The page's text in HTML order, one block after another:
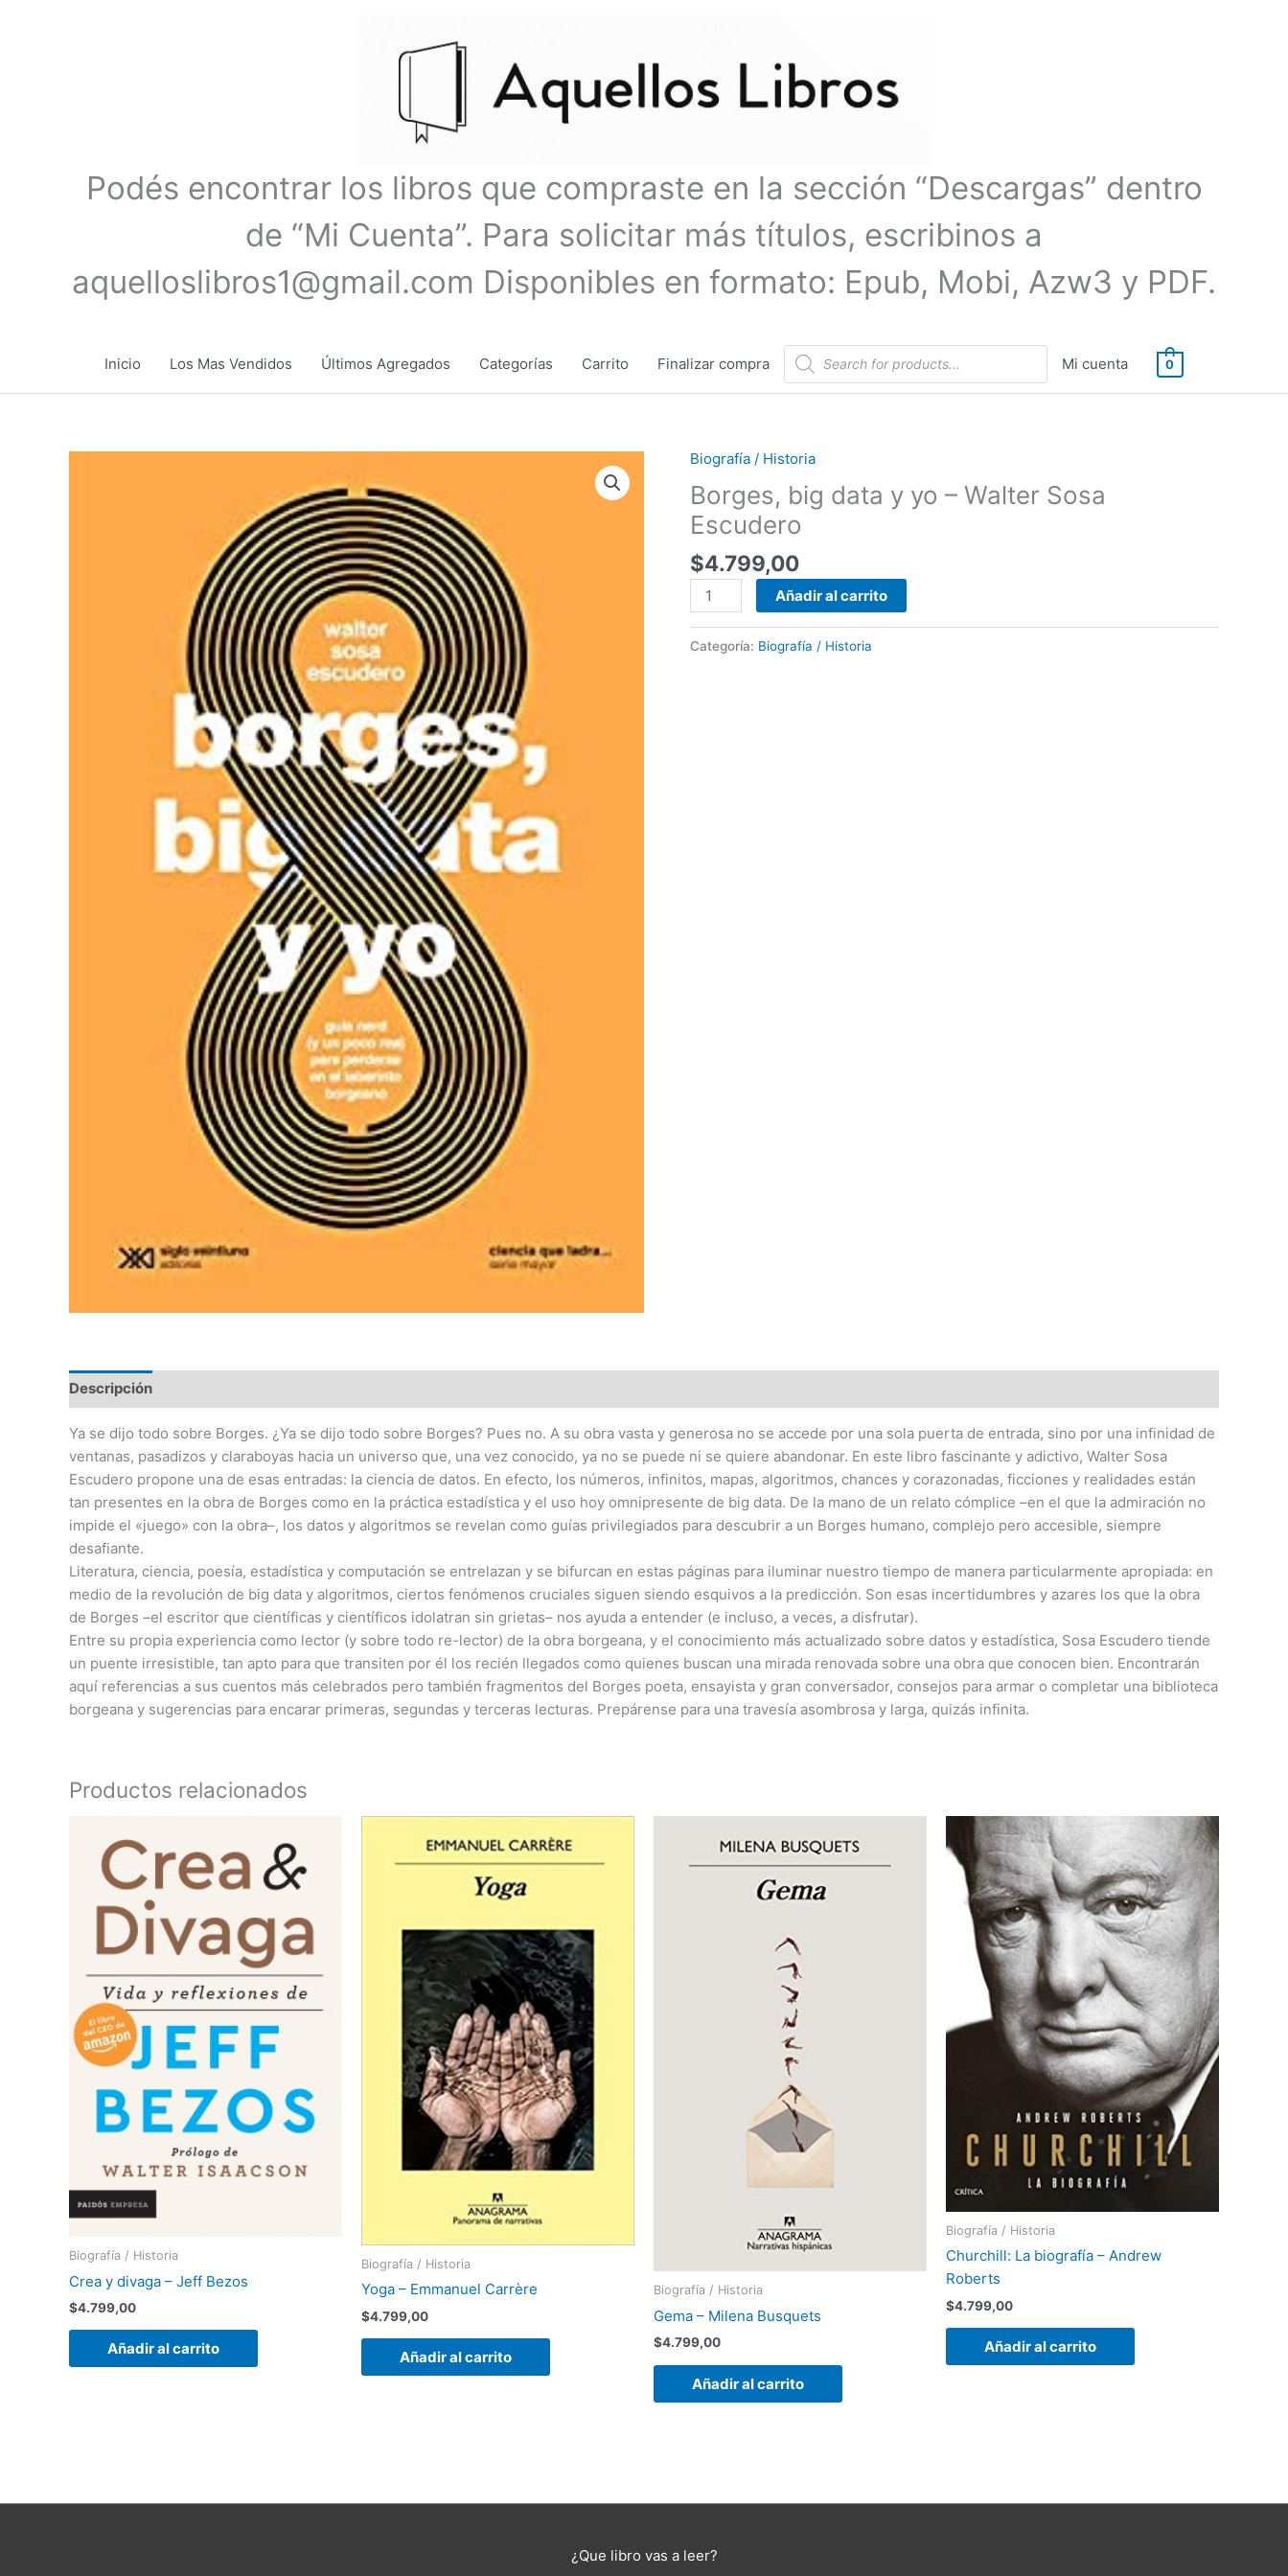
Podés encontrar los libros que compraste en la sección “Descargas” dentro
de “Mi Cuenta”. Para solicitar más títulos, escribinos a
aquelloslibros1@gmail.com Disponibles en formato: Epub, Mobi, Azw3 y PDF.
Inicio Los Mas Vendidos Últimos Agregados Categorías Carrito Finalizar compra
Búsqueda
de
productos
Mi cuenta 0
Biografía / Historia
Borges, big data y yo – Walter Sosa
Escudero
$4.799,00
Borges,
big
data
y
yo
-
Walter
Sosa
Escudero
Añadir al carrito
Categoría: Biografía / Historia
Descripción
Ya se dijo todo sobre Borges. ¿Ya se dijo todo sobre Borges? Pues no. A su obra vasta y generosa no se accede por una sola puerta de entrada, sino por una infinidad de
ventanas, pasadizos y claraboyas hacia un universo que, una vez conocido, ya no se puede ni se quiere abandonar. En este libro fascinante y adictivo, Walter Sosa
Escudero propone una de esas entradas: la ciencia de datos. En efecto, los números, infinitos, mapas, algoritmos, chances y corazonadas, ficciones y realidades están
tan presentes en la obra de Borges como en la práctica estadística y el uso hoy omnipresente de big data. De la mano de un relato cómplice –en el que la admiración no
impide el «juego» con la obra–, los datos y algoritmos se revelan como guías privilegiados para descubrir a un Borges humano, complejo pero accesible, siempre
desafiante.
Literatura, ciencia, poesía, estadística y computación se entrelazan y se bifurcan en estas páginas para iluminar nuestro tiempo de manera particularmente apropiada: en
medio de la revolución de big data y algoritmos, ciertos fenómenos cruciales siguen siendo esquivos a la predicción. Son esas incertidumbres y azares los que la obra
de Borges –el escritor que científicas y científicos idolatran sin grietas– nos ayuda a entender (e incluso, a veces, a disfrutar).
Entre su propia experiencia como lector (y sobre todo re-lector) de la obra borgeana, y el conocimiento más actualizado sobre datos y estadística, Sosa Escudero tiende
un puente irresistible, tan apto para que transiten por él los recién llegados como quienes buscan una mirada renovada sobre una obra que conocen bien. Encontrarán
aquí referencias a sus cuentos más celebrados pero también fragmentos del Borges poeta, ensayista y gran conversador, consejos para armar o completar una biblioteca
borgeana y sugerencias para encarar primeras, segundas y terceras lecturas. Prepárense para una travesía asombrosa y larga, quizás infinita.
Productos relacionados
Biografía / Historia
Crea y divaga – Jeff Bezos
$4.799,00
Añadir al carrito
Biografía / Historia
Yoga – Emmanuel Carrère
$4.799,00
Añadir al carrito
Biografía / Historia
Gema – Milena Busquets
$4.799,00
Añadir al carrito
Biografía / Historia
Churchill: La biografía – Andrew
Roberts
$4.799,00
Añadir al carrito
¿Que libro vas a leer?